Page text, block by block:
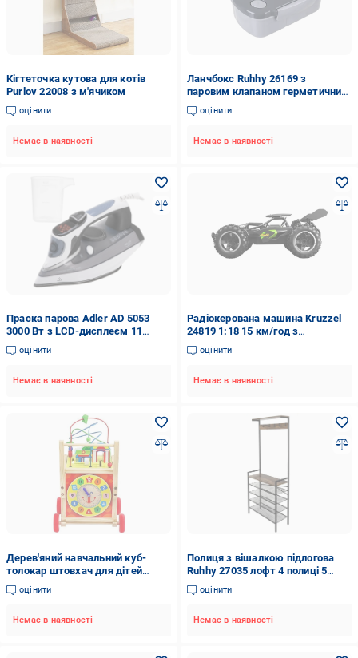
Кігтеточка кутова для котів
Purlov 22008 з м'ячиком
оцінити
Немає в наявності
Ланчбокс Ruhhy 26169 з
паровим клапаном герметичний
BPA Free 800 мл Сірий
оцінити
Немає в наявності
Праска парова Adler AD 5053
3000 Вт з LCD-дисплеєм 11
режимів паровий удар 240 г/хв
оцінити
Немає в наявності
Радіокерована машина Kruzzel
24819 1:18 15 км/год з
амортизаторами 2 акумулятори
дальність до 40 м (24819)
оцінити
Немає в наявності
Дерев'яний навчальний куб-
толокар штовхач для дітей
Kruzzel (22606)
оцінити
Немає в наявності
Полиця з вішалкою підлогова
Ruhhy 27035 лофт 4 полиці 5
гачків (27035)
оцінити
Немає в наявності